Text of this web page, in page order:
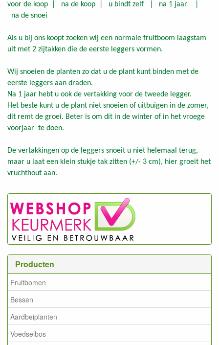
Producten
Fruitbomen
Bessen
Aardbeiplanten
Voedselbos
voor de koop | na de koop | u bindt zelf | na 1 jaar |
na de snoei
Als u bij ons koopt zoeken wij een normale fruitboom laagstam
uit met 2 zijtakken die de eerste leggers vormen.
Wij snoeien de planten zo dat u de plant kunt binden met de
eerste leggers aan draden.
Na 1 jaar hebt u ook de vertakking voor de tweede legger.
Het beste kunt u de plant niet snoeien of uitbuigen in de zomer,
dit remt de groei. Beter is om dit in de winter of in het vroege
voorjaar te doen.
De vertakkingen op de leggers snoeit u niet helemaal terug,
maar u laat een klein stukje tak zitten (+/- 3 cm), hier groeit het
vruchthout aan.